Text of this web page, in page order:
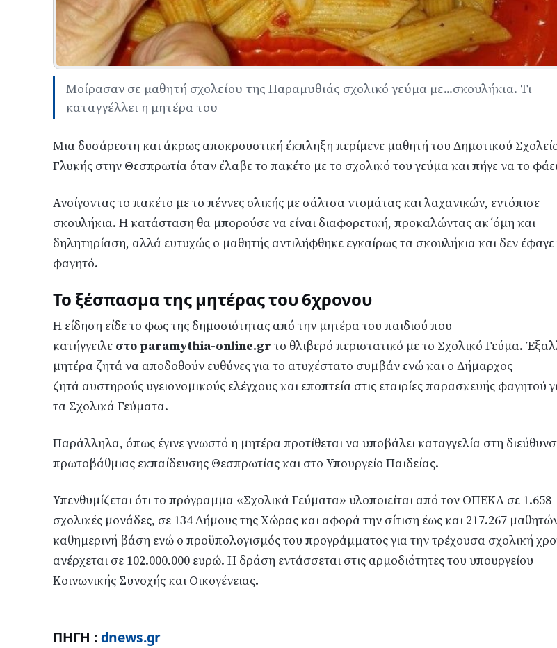
Μοίρασαν σε μαθητή σχολείου της Παραμυθιάς σχολικό γεύμα με...σκουλήκια. Τι
καταγγέλλει η μητέρα του
Μια δυσάρεστη και άκρως αποκρουστική έκπληξη περίμενε μαθητή του Δημοτικού
Γλυκής στην Θεσπρωτία όταν έλαβε το πακέτο με το σχολικό του γεύμα και πήγε να το
Ανοίγοντας το πακέτο με το πέννες ολικής με σάλτσα ντομάτας και λαχανικών, εντόπισε
σκουλήκια. Η κατάσταση θα μπορούσε να είναι διαφορετική, προκαλώντας ακ΄όμη και
δηλητηρίαση, αλλά ευτυχώς ο μαθητής αντιλήφθηκε εγκαίρως τα σκουλήκια και δεν έφαγε
φαγητό.
Το ξέσπασμα της μητέρας του 6χρονου
Η είδηση είδε το φως της δημοσιότητας από την μητέρα του παιδιού που
κατήγγειλε στο paramythia-online.gr το θλιβερό περιστατικό με το Σχολικό Γεύμα.
μητέρα ζητά να αποδοθούν ευθύνες για το ατυχέστατο συμβάν ενώ και ο Δήμαρχος
ζητά αυστηρούς υγειονομικούς ελέγχους και εποπτεία στις εταιρίες παρασκευής φαγητού
τα Σχολικά Γεύματα.
Παράλληλα, όπως έγινε γνωστό η μητέρα προτίθεται να υποβάλει καταγγελία στη
πρωτοβάθμιας εκπαίδευσης Θεσπρωτίας και στο Υπουργείο Παιδείας.
Υπενθυμίζεται ότι το πρόγραμμα «Σχολικά Γεύματα» υλοποιείται από τον ΟΠΕΚΑ σε 1.658
σχολικές μονάδες, σε 134 Δήμους της Χώρας και αφορά την σίτιση έως και 217.267
καθημερινή βάση ενώ ο προϋπολογισμός του προγράμματος για την τρέχουσα σχολική
ανέρχεται σε 102.000.000 ευρώ. Η δράση εντάσσεται στις αρμοδιότητες του υπουργείου
Κοινωνικής Συνοχής και Οικογένειας.
ΠΗΓΗ :dnews.gr